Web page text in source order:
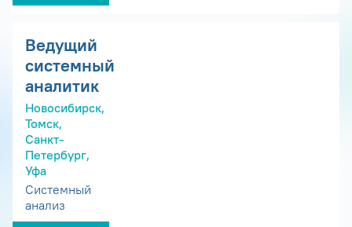
Ведущий
системный
аналитик
Новосибирск,
Томск,
Санкт-
Петербург,
Уфа
Системный
анализ